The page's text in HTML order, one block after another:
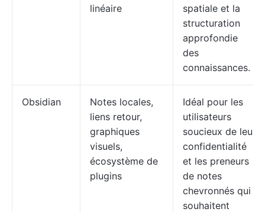
linéaire
spatiale et la
structuration
approfondie
des
connaissances.
Obsidian
Notes locales,
liens retour,
graphiques
visuels,
écosystème de
plugins
Idéal pour les
utilisateurs
soucieux de leur
confidentialité
et les preneurs
de notes
chevronnés qui
souhaitent